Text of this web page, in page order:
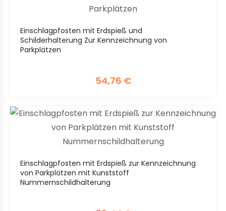
Einschlagpfosten mit Erdspieß und
Schilderhalterung Zur Kennzeichnung von
Parkplätzen
54,76 €
Einschlagpfosten mit Erdspieß zur Kennzeichnung
von Parkplätzen mit Kunststoff
Nummernschildhalterung